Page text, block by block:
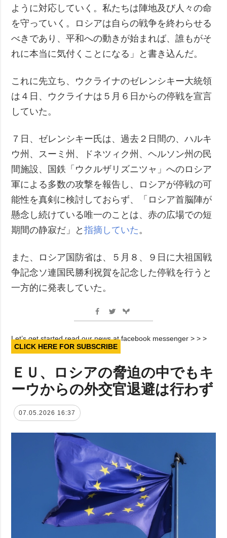
ように対応していく。私たちは陣地及び人々の命
を守っていく。ロシアは自らの戦争を終わらせる
べきであり、平和への動きが始まれば、誰もがそ
れに本当に気付くことになる」と書き込んだ。
これに先立ち、ウクライナのゼレンシキー大統領
は４日、ウクライナは５月６日からの停戦を宣言
していた。
７日、ゼレンシキー氏は、過去２日間の、ハルキ
ウ州、スーミ州、ドネツィク州、ヘルソン州の民
間施設、国鉄「ウクルザリズニツャ」へのロシア
軍による多数の攻撃を報告し、ロシアが停戦の可
能性を真剣に検討しておらず、「ロシア首脳陣が
懸念し続けている唯一のことは、赤の広場での短
期間の静寂だ」と指摘していた 。
また、ロシア国防省は、５月８、９日に大祖国戦
争記念ソ連国民勝利祝賀を記念した停戦を行うと
一方的に発表していた。
Let’s get started read our news at facebook messenger > > >
CLICK HERE FOR SUBSCRIBE
ＥＵ、ロシアの脅迫の中でもキ
ーウからの外交官退避は行わず
07.05.2026 16:37